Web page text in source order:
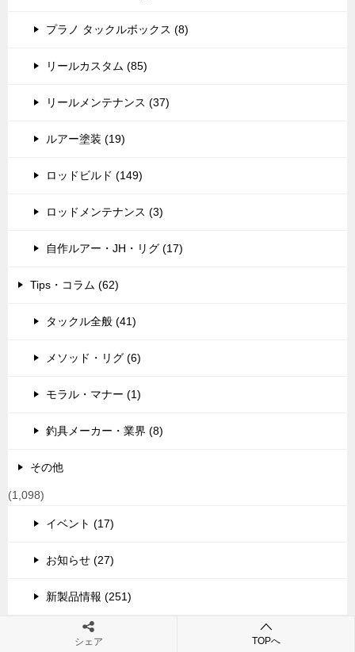
プラノ タックルボックス (8)
リールカスタム (85)
リールメンテナンス (37)
ルアー塗装 (19)
ロッドビルド (149)
ロッドメンテナンス (3)
自作ルアー・JH・リグ (17)
Tips・コラム (62)
タックル全般 (41)
メソッド・リグ (6)
モラル・マナー (1)
釣具メーカー・業界 (8)
その他
(1,098)
イベント (17)
お知らせ (27)
新製品情報 (251)
特価情報 (54)
シェア TOPへ